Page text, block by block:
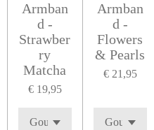
Armban
d -
Strawber
ry
Matcha
€ 19,95
Armban
d -
Flowers
& Pearls
€ 21,95